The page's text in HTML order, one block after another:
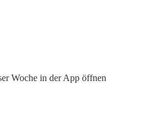
Woche in der App öffnen